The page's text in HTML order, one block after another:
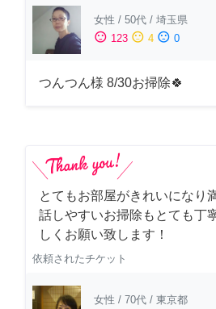
女性 / 50代 / 埼玉県
sentiment_satisfied 123 sentiment_neutral 4 sentiment_dissatisfied 0
つんつん様 8/30お掃除🍀
とてもお部屋がきれいになり
話しやすいお掃除もとても丁
しくお願い致します！
依頼されたチケット
女性 / 70代 / 東京都